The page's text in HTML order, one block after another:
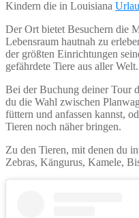
Kindern die in Louisiana
Der Ort bietet Besuchern die
Lebensraum hautnah zu
der größten Einrichtungen
gefährdete Tiere aus aller Welt.
Bei der Buchung deiner Tour
du die Wahl zwischen
füttern und anfassen kannst,
Tieren noch näher bringen.
Zu den Tieren, mit denen du
Zebras, Kängurus, Kamele,